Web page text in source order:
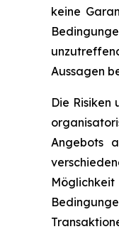
keine
Aussagen
Die Risiken
Angebots